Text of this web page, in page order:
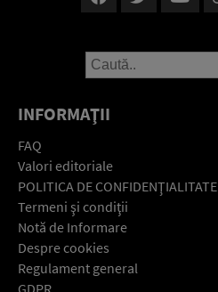
INFORMAŢII
FAQ
Valori editoriale
POLITICA DE CONFIDENŢIALITATE
Termeni şi condiţii
Notă de Informare
Despre cookies
Regulament general